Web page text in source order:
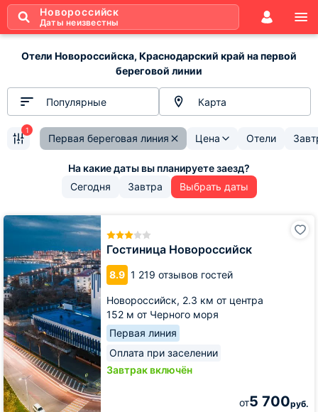
Новороссийск
Даты неизвестны
Отели Новороссийска, Краснодарский край на первой
береговой линии
Популярные Карта
Первая береговая линия Цена Отели
1
Сегодня Завтра Выбрать даты
Гостиница Новороссийск
8.9 1 219 отзывов гостей
Новороссийск, 2.3 км от центра
152 м от Черного моря
Первая линия
Оплата при заселении
Завтрак включён
от5 700руб.
Гостиница
Новороссийск